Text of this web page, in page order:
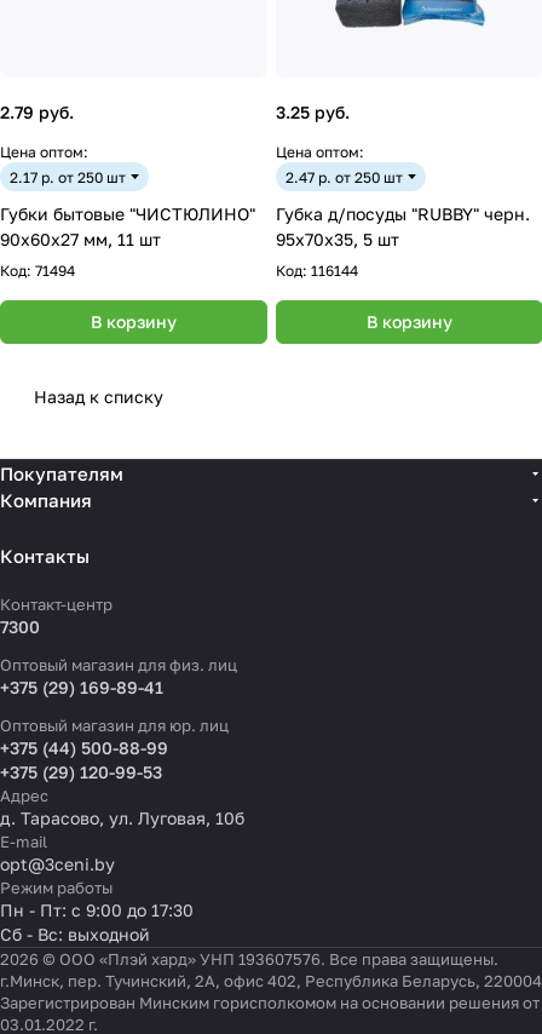
2.79 руб.
Цена оптом:
2.17 р. от 250 шт
Губки бытовые "ЧИСТЮЛИНО"
90х60х27 мм, 11 шт
Код: 71494
В корзину
3.25 руб.
Цена оптом:
2.47 р. от 250 шт
Губка д/посуды "RUBBY" черн.
95x70x35, 5 шт
Код: 116144
В корзину
Назад к списку
Покупателям
Компания
Контакты
Контакт-центр
7300
Оптовый магазин для физ. лиц
+375 (29) 169-89-41
Оптовый магазин для юр. лиц
+375 (44) 500-88-99
+375 (29) 120-99-53
Адрес
д. Тарасово, ул. Луговая, 10б
E-mail
opt@3ceni.by
Режим работы
Пн - Пт: с 9:00 до 17:30
Сб - Вс: выходной
2026 © ООО «Плэй хард» УНП 193607576. Все права защищены.
г.Минск, пер. Тучинский, 2А, офис 402, Республика Беларусь, 220004
Зарегистрирован Минским горисполкомом на основании решения от
03.01.2022 г.